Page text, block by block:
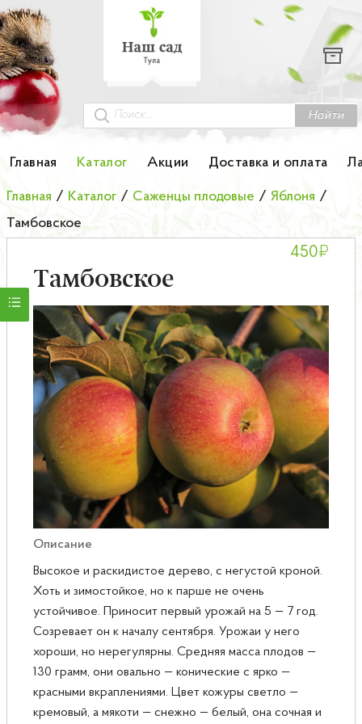
Найти
Главная Каталог Акции Доставка и оплата
Каталог
Гортензии
Грунты
Колоновидные деревья
Лук-севок
Малина
Мини-деревья
НОВИНКА Английские и Японские розы
Саженцы плодовые
Сирень
Главная / Каталог / Саженцы плодовые / Яблоня /
Тамбовское
Тамбовское
450₽
Описание
Высокое и раскидистое дерево, с негустой кроной.
Хоть и зимостойкое, но к парше не очень
устойчивое. Приносит первый урожай на 5 — 7 год.
Созревает он к началу сентября. Урожаи у него
хороши, но нерегулярны. Средняя масса плодов —
130 грамм, они овально — конические с ярко —
красными вкраплениями. Цвет кожуры светло —
кремовый, а мякоти — снежно — белый, она сочная и